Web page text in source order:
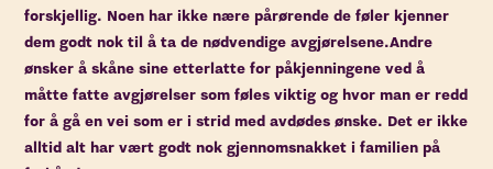
forskjellig. Noen har ikke nære pårørende de føler kjenner
dem godt nok til å ta de nødvendige avgjørelsene.Andre
ønsker å skåne sine etterlatte for påkjenningene ved å
måtte fatte avgjørelser som føles viktig og hvor man er redd
for å gå en vei som er i strid med avdødes ønske. Det er ikke
alltid alt har vært godt nok gjennomsnakket i familien på